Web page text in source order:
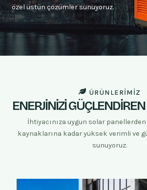
özel üstün çözümler sunuyoruz.
ÜRÜNLERIMIZ
ENERJİNİZİ
İhtiyacınıza uygun solar
kaynaklarına kadar yüksek verimli ve
sunuyoruz.